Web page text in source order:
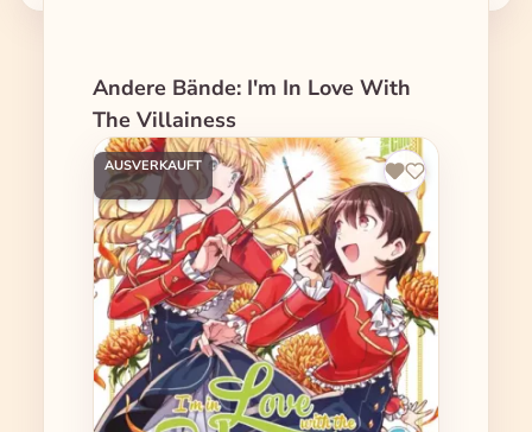
Produktgalerie überspringen
Andere Bände: I'm In Love With
The Villainess
AUSVERKAUFT